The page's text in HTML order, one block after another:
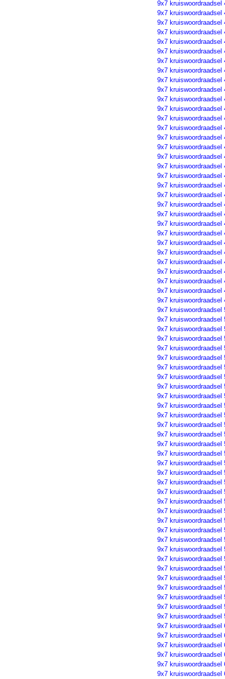
9x7 kruiswoordraadsel
9x7 kruiswoordraadsel
9x7 kruiswoordraadsel
9x7 kruiswoordraadsel
9x7 kruiswoordraadsel
9x7 kruiswoordraadsel
9x7 kruiswoordraadsel
9x7 kruiswoordraadsel
9x7 kruiswoordraadsel
9x7 kruiswoordraadsel
9x7 kruiswoordraadsel
9x7 kruiswoordraadsel
9x7 kruiswoordraadsel
9x7 kruiswoordraadsel
9x7 kruiswoordraadsel
9x7 kruiswoordraadsel
9x7 kruiswoordraadsel
9x7 kruiswoordraadsel
9x7 kruiswoordraadsel
9x7 kruiswoordraadsel
9x7 kruiswoordraadsel
9x7 kruiswoordraadsel
9x7 kruiswoordraadsel
9x7 kruiswoordraadsel
9x7 kruiswoordraadsel
9x7 kruiswoordraadsel
9x7 kruiswoordraadsel
9x7 kruiswoordraadsel
9x7 kruiswoordraadsel
9x7 kruiswoordraadsel
9x7 kruiswoordraadsel
9x7 kruiswoordraadsel
9x7 kruiswoordraadsel
9x7 kruiswoordraadsel
9x7 kruiswoordraadsel
9x7 kruiswoordraadsel
9x7 kruiswoordraadsel
9x7 kruiswoordraadsel
9x7 kruiswoordraadsel
9x7 kruiswoordraadsel
9x7 kruiswoordraadsel
9x7 kruiswoordraadsel
9x7 kruiswoordraadsel
9x7 kruiswoordraadsel
9x7 kruiswoordraadsel
9x7 kruiswoordraadsel
9x7 kruiswoordraadsel
9x7 kruiswoordraadsel
9x7 kruiswoordraadsel
9x7 kruiswoordraadsel
9x7 kruiswoordraadsel
9x7 kruiswoordraadsel
9x7 kruiswoordraadsel
9x7 kruiswoordraadsel
9x7 kruiswoordraadsel
9x7 kruiswoordraadsel
9x7 kruiswoordraadsel
9x7 kruiswoordraadsel
9x7 kruiswoordraadsel
9x7 kruiswoordraadsel
9x7 kruiswoordraadsel
9x7 kruiswoordraadsel
9x7 kruiswoordraadsel
9x7 kruiswoordraadsel
9x7 kruiswoordraadsel
9x7 kruiswoordraadsel
9x7 kruiswoordraadsel
9x7 kruiswoordraadsel
9x7 kruiswoordraadsel
9x7 kruiswoordraadsel
9x7 kruiswoordraadsel